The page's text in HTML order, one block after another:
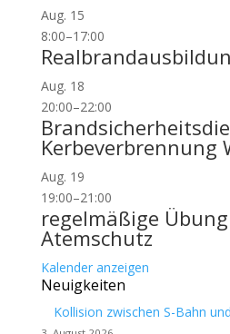
Aug. 15
8:00–17:00
Aug. 18
20:00–22:00
Kerbeverbrennung
Aug. 19
19:00–21:00
regelmäßige
Atemschutz
Kalender anzeigen
Neuigkeiten
Kollision zwischen S-Bahn